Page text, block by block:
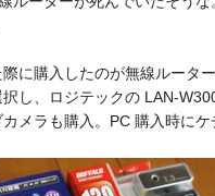
に購入したのが無線ルータ
し、ロジテックの LAN-
メラも購入。PC 購入時にケ